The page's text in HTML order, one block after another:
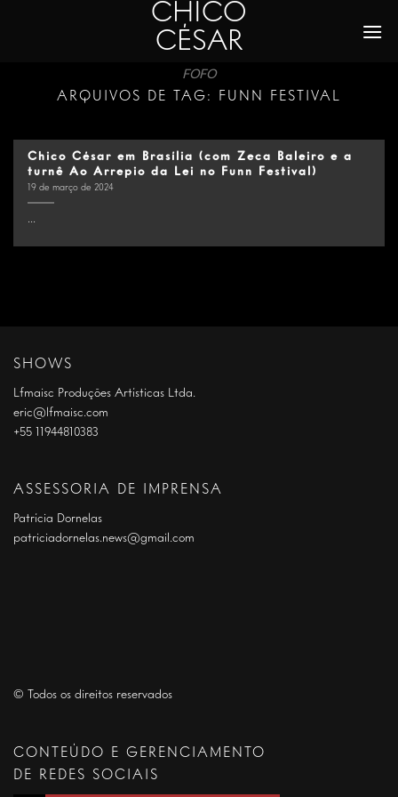
CHICO
CÉSAR
FOFO
ARQUIVOS DE TAG: FUNN FESTIVAL
Chico César em Brasília (com Zeca Baleiro e a
turnê Ao Arrepio da Lei no Funn Festival)
19 de março de 2024
...
SHOWS
Lfmaisc Produções Artísticas Ltda.
eric@lfmaisc.com
+55 11944810383
ASSESSORIA DE IMPRENSA
Patrícia Dornelas
patriciadornelas.news@gmail.com
© Todos os direitos reservados
CONTEÚDO E GERENCIAMENTO
DE REDES SOCIAIS